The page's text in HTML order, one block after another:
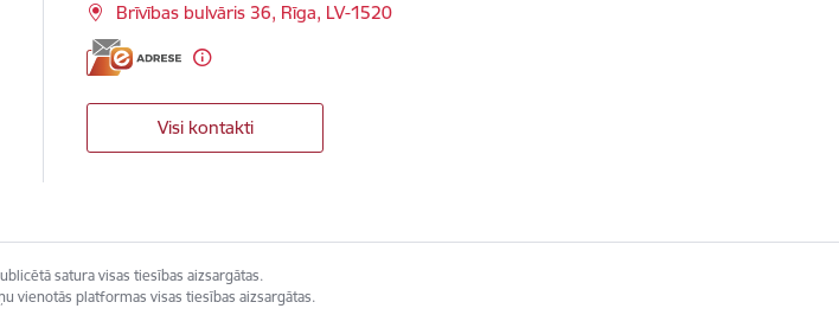
Brīvības bulvāris 36, Rīga, LV-1520
Visi kontakti
satura visas tiesības aizsargātas.
vienotās platformas visas tiesības aizsargātas.